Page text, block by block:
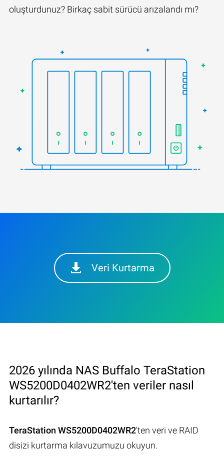
oluşturdunuz? Birkaç sabit sürücü arızalandı mı?
Veri Kurtarma
2026 yılında NAS Buffalo TeraStation
WS5200D0402WR2'ten veriler nasıl
kurtarılır?
TeraStation WS5200D0402WR2'ten veri ve RAID
disizi kurtarma kılavuzumuzu okuyun.